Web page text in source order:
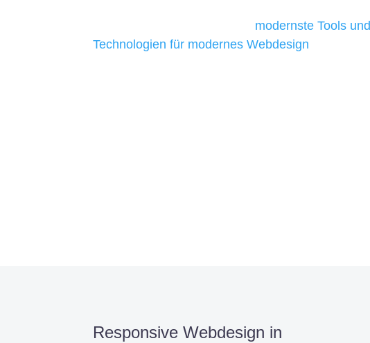
modernste Tools und
Technologien für modernes Webdesign
Responsive Webdesign in